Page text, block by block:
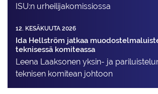
ISU:n urheilija­komissiossa
12. KESÄKUUTA 2026
Ida Hellström jatkaa
teknisessä komiteassa
Leena Laaksonen yksin- ja
teknisen komitean johtoon